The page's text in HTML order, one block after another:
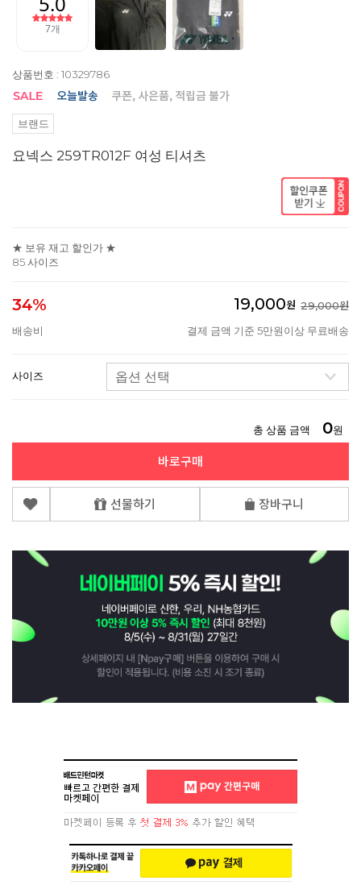
상품번호 : 10329786
브랜드
요넥스 259TR012F 여성 티셔츠
★ 보유 재고 할인가 ★
85 사이즈
34% 19,000원 29,000원
배송비
결제 금액 기준 5만원이상 무료배송
사이즈
총 상품 금액 0원
바로구매
선물하기 장바구니